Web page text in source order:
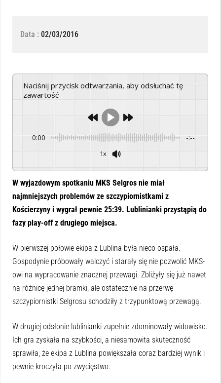
Data : 02/03/2016
Naciśnij przycisk odtwarzania, aby odsłuchać tę
zawartość
0:00 -:--
1x
W wyjazdowym spotkaniu MKS Selgros nie miał
najmniejszych problemów ze szczypiornistkami z
Kościerzyny i wygrał pewnie 25:39. Lublinianki przystąpią do
fazy play-off z drugiego miejsca.
W pierwszej połowie ekipa z Lublina była nieco ospała.
Gospodynie próbowały walczyć i starały się nie pozwolić MKS-
owi na wypracowanie znacznej przewagi. Zbliżyły się już nawet
na różnicę jednej bramki, ale ostatecznie na przerwę
szczypiornistki Selgrosu schodziły z trzypunktową przewagą.
W drugiej odsłonie lublinianki zupełnie zdominowały widowisko.
Ich gra zyskała na szybkości, a niesamowita skuteczność
sprawiła, że ekipa z Lublina powiększała coraz bardziej wynik i
pewnie kroczyła po zwycięstwo.